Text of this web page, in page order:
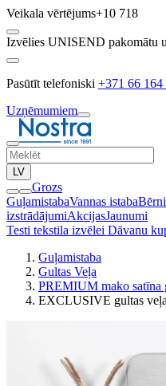
Veikala vērtējums+10 718
Izvēlies UNISEND pakomātu
Pasūtīt telefoniski +371 66 164
Uzņēmumiem
LV
Grozs
GuļamistabaVannas istaba
izstrādājumiAkcijasJaunumi
Testi tekstila izvēlei Dāvanu
Guļamistaba
Gultas Veļa
PREMIUM mako satīna
EXCLUSIVE gultas